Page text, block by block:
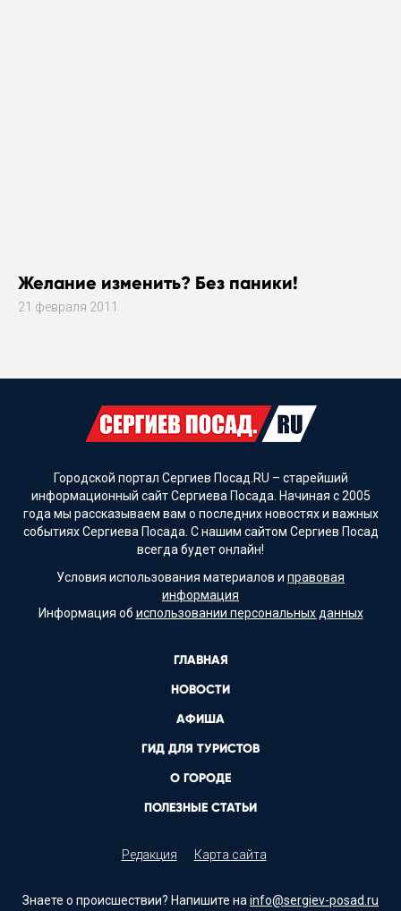
Желание изменить? Без паники!
21 февраля 2011
Городской портал Сергиев Посад.RU – старейший
информационный сайт Сергиева Посада. Начиная с 2005
года мы рассказываем вам о последних новостях и важных
событиях Сергиева Посада. С нашим сайтом Сергиев Посад
всегда будет онлайн!
Условия использования материалов и правовая
информация
Информация об использовании персональных данных
ГЛАВНАЯ
НОВОСТИ
АФИША
ГИД ДЛЯ ТУРИСТОВ
О ГОРОДЕ
ПОЛЕЗНЫЕ СТАТЬИ
Редакция Карта сайта
Знаете о происшествии? Напишите наinfo@sergiev-posad.ru